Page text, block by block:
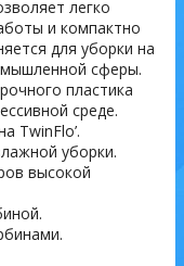
легко
и компактно
для уборки на
сферы.
пластика
среде.
TwinFlo’.
уборки.
высокой